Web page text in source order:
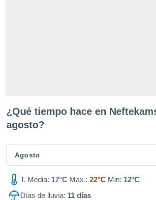
¿Qué tiempo hace en
agosto?
Agosto
T. Media: 17°C Max.: 22°C Min: 12°C
Días de lluvia: 11 días